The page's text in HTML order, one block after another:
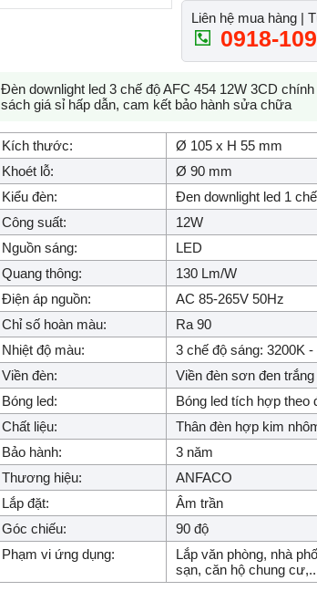
Liên hệ mua hàng |
0918-
Đèn downlight led 3 chế độ AFC 454 12W 3CD
sách giá sỉ hấp dẫn, cam kết bảo hành sửa chữa
Kích thước:
Ø 105 x H 55 mm
Khoét lỗ:
Ø 90 mm
Kiểu đèn:
Đen downlight led 1
Công suất:
12W
Nguồn sáng:
LED
Quang thông:
130 Lm/W
Điện áp nguồn:
AC 85-265V 50Hz
Chỉ số hoàn màu:
Ra 90
Nhiệt độ màu:
3 chế độ sáng: 3200K
Viền đèn:
Viền đèn sơn đen trắng
Bóng led:
Bóng led tích hợp theo
Chất liệu:
Thân đèn hợp kim
Bảo hành:
3 năm
Thương hiệu:
ANFACO
Lắp đặt:
Âm trần
Góc chiếu:
90 độ
Phạm vi ứng dụng:
Lắp văn phòng, nhà
sạn, căn hộ chung